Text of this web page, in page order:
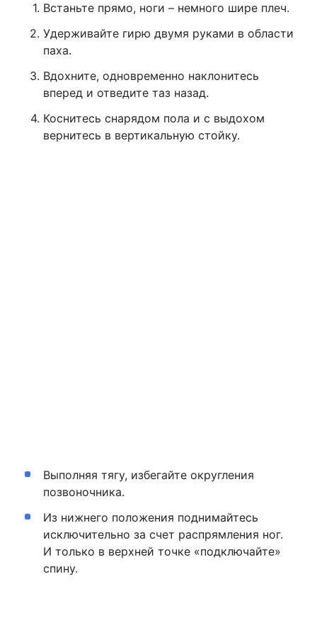
Встаньте прямо, ноги – немного шире плеч.
Удерживайте гирю двумя руками в области
паха.
Вдохните, одновременно наклонитесь
вперед и отведите таз назад.
Коснитесь снарядом пола и с выдохом
вернитесь в вертикальную стойку.
Выполняя тягу, избегайте округления
позвоночника.
Из нижнего положения поднимайтесь
исключительно за счет распрямления ног.
И только в верхней точке «подключайте»
спину.